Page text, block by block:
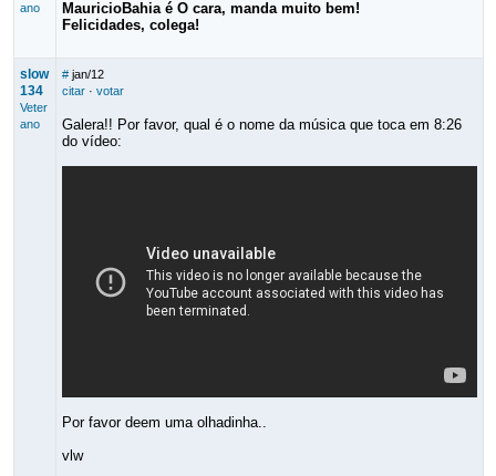
ano
MauricioBahia é O cara, manda muito bem!
Felicidades, colega!
slow
134
Veter
ano
# jan/12
citar· votar
Galera!! Por favor, qual é o nome da música que toca em 8:26
do vídeo:
Por favor deem uma olhadinha..
vlw